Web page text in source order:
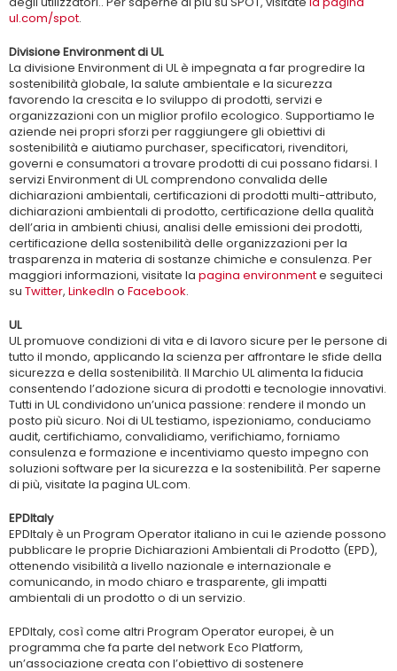
ul.com/spot.
Divisione Environment di UL
La divisione Environment di UL è impegnata a far progredire la
sostenibilità globale, la salute ambientale e la sicurezza
favorendo la crescita e lo sviluppo di prodotti, servizi e
organizzazioni con un miglior profilo ecologico. Supportiamo le
aziende nei propri sforzi per raggiungere gli obiettivi di
sostenibilità e aiutiamo purchaser, specificatori, rivenditori,
governi e consumatori a trovare prodotti di cui possano fidarsi. I
servizi Environment di UL comprendono convalida delle
dichiarazioni ambientali, certificazioni di prodotti multi-attributo,
dichiarazioni ambientali di prodotto, certificazione della qualità
dell’aria in ambienti chiusi, analisi delle emissioni dei prodotti,
certificazione della sostenibilità delle organizzazioni per la
trasparenza in materia di sostanze chimiche e consulenza. Per
maggiori informazioni, visitate la pagina environmente seguiteci
su Twitter, LinkedIn o Facebook.
UL
UL promuove condizioni di vita e di lavoro sicure per le persone di
tutto il mondo, applicando la scienza per affrontare le sfide della
sicurezza e della sostenibilità. Il Marchio UL alimenta la fiducia
consentendo l’adozione sicura di prodotti e tecnologie innovativi.
Tutti in UL condividono un’unica passione: rendere il mondo un
posto più sicuro. Noi di UL testiamo, ispezioniamo, conduciamo
audit, certifichiamo, convalidiamo, verifichiamo, forniamo
consulenza e formazione e incentiviamo questo impegno con
soluzioni software per la sicurezza e la sostenibilità. Per saperne
di più, visitate la pagina UL.com.
EPDItaly
EPDItaly è un Program Operator italiano in cui le aziende possono
pubblicare le proprie Dichiarazioni Ambientali di Prodotto (EPD),
ottenendo visibilità a livello nazionale e internazionale e
comunicando, in modo chiaro e trasparente, gli impatti
ambientali di un prodotto o di un servizio.
EPDItaly, così come altri Program Operator europei, è un
programma che fa parte del network Eco Platform,
un’associazione creata con l’obiettivo di sostenere